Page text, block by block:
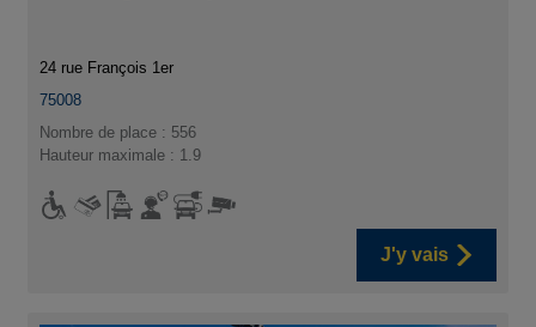
24 rue François 1er
75008
Nombre de place : 556
Hauteur maximale : 1.9
J'y vais